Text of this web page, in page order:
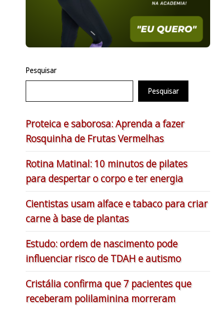
Pesquisar
Pesquisar
Proteica e saborosa: Aprenda a fazer
Rosquinha de Frutas Vermelhas
Rotina Matinal: 10 minutos de pilates
para despertar o corpo e ter energia
Cientistas usam alface e tabaco para criar
carne à base de plantas
Estudo: ordem de nascimento pode
influenciar risco de TDAH e autismo
Cristália confirma que 7 pacientes que
receberam polilaminina morreram